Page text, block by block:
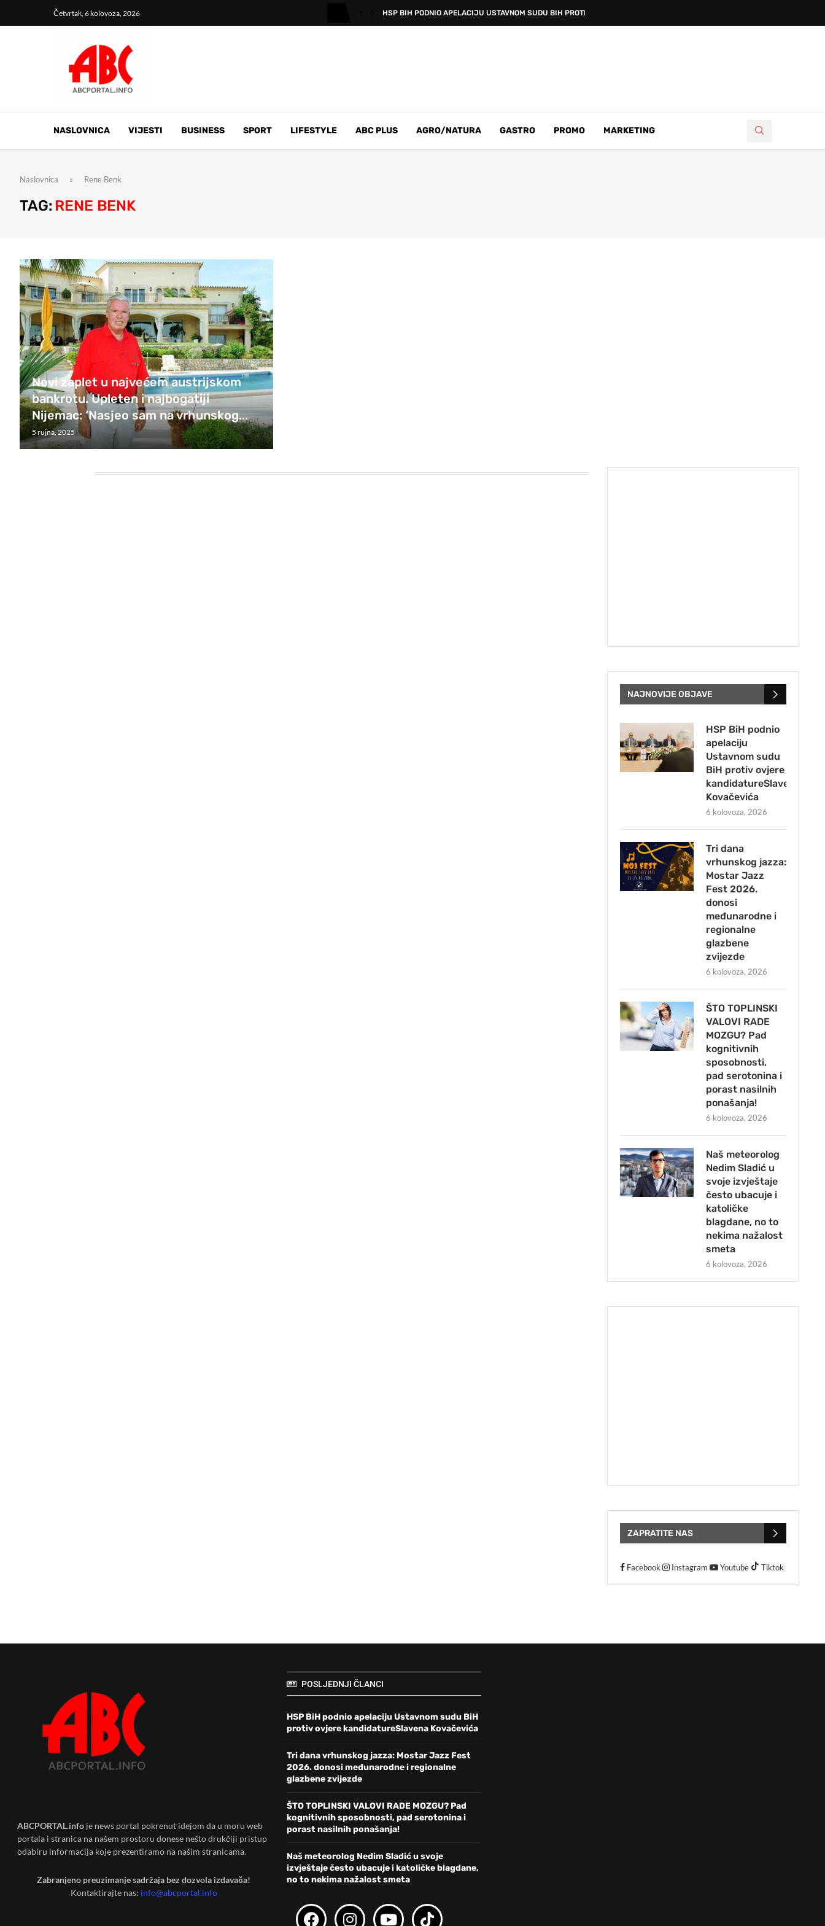
Četvrtak, 6 kolovoza, 2026 HSP BIH PODNIO APELACIJU USTAVNOM SUDU BIH PROTIV...
NASLOVNICA VIJESTI BUSINESS SPORT LIFESTYLE ABC PLUS AGRO/NATURA GASTRO PROMO MARKETING
Naslovnica » Rene Benk
TAG: RENE BENK
Novi zaplet u najvećem austrijskom
bankrotu. Upleten i najbogatiji
Nijemac: ‘Nasjeo sam na vrhunskog...
5 rujna, 2025
NAJNOVIJE OBJAVE
HSP BiH podnio
apelaciju
Ustavnom sudu
BiH protiv ovjere
kandidatureSlavena
Kovačevića
6 kolovoza, 2026
Tri dana
vrhunskog jazza:
Mostar Jazz
Fest 2026.
donosi
međunarodne i
regionalne
glazbene
zvijezde
6 kolovoza, 2026
ŠTO TOPLINSKI
VALOVI RADE
MOZGU? Pad
kognitivnih
sposobnosti,
pad serotonina i
porast nasilnih
ponašanja!
6 kolovoza, 2026
Naš meteorolog
Nedim Sladić u
svoje izvještaje
često ubacuje i
katoličke
blagdane, no to
nekima nažalost
smeta
6 kolovoza, 2026
ZAPRATITE NAS
Facebook Instagram Youtube Tiktok
ABCPORTAL.info je news portal pokrenut idejom da u moru web
portala i stranica na našem prostoru donese nešto drukčiji pristup
odabiru informacija koje prezentiramo na našim stranicama.
Zabranjeno preuzimanje sadržaja bez dozvola izdavača!
Kontaktirajte nas: info@abcportal.info
POSLJEDNJI ČLANCI
HSP BiH podnio apelaciju Ustavnom sudu BiH
protiv ovjere kandidatureSlavena Kovačevića
Tri dana vrhunskog jazza: Mostar Jazz Fest
2026. donosi međunarodne i regionalne
glazbene zvijezde
ŠTO TOPLINSKI VALOVI RADE MOZGU? Pad
kognitivnih sposobnosti, pad serotonina i
porast nasilnih ponašanja!
Naš meteorolog Nedim Sladić u svoje
izvještaje često ubacuje i katoličke blagdane,
no to nekima nažalost smeta